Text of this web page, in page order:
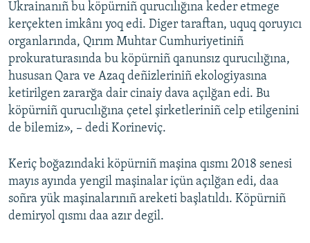
Ukrainanıñ bu köpürniñ qurucılığına keder etmege
kerçekten imkânı yoq edi. Diger taraftan, uquq qoruyıcı
organlarında, Qırım Muhtar Cumhuriyetiniñ
prokuraturasında bu köpürniñ qanunsız qurucılığına,
hususan Qara ve Azaq deñizleriniñ ekologiyasına
ketirilgen zararğa dair cinaiy dava açılğan edi. Bu
köpürniñ qurucılığına çetel şirketleriniñ celp etilgenini
de bilemiz», – dedi Korineviç.
Keriç boğazındaki köpürniñ maşina qısmı 2018 senesi
mayıs ayında yengil maşinalar içün açılğan edi, daa
soñra yük maşinalarınıñ areketi başlatıldı. Köpürniñ
demiryol qısmı daa azır degil.